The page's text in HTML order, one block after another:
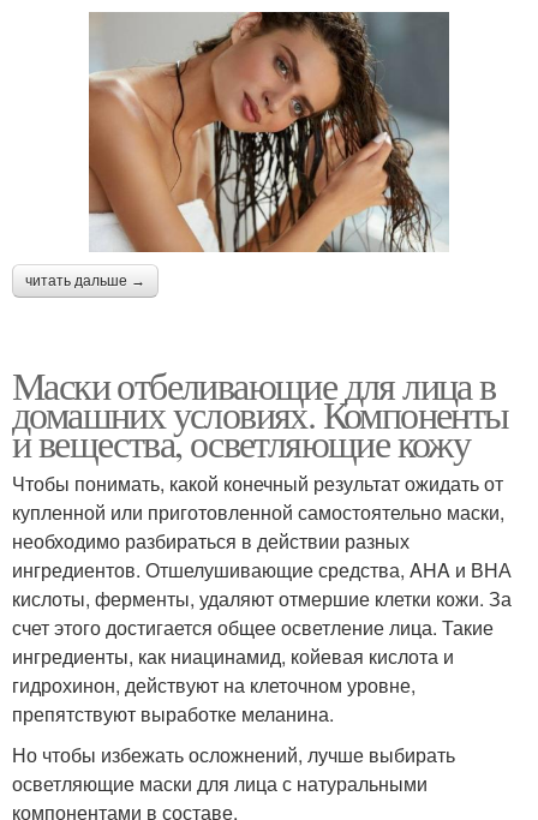
читать дальше →
Маски отбеливающие для лица в
домашних условиях. Компоненты
и вещества, осветляющие кожу
Чтобы понимать, какой конечный результат ожидать от
купленной или приготовленной самостоятельно маски,
необходимо разбираться в действии разных
ингредиентов. Отшелушивающие средства, AHA и ВНА
кислоты, ферменты, удаляют отмершие клетки кожи. За
счет этого достигается общее осветление лица. Такие
ингредиенты, как ниацинамид, койевая кислота и
гидрохинон, действуют на клеточном уровне,
препятствуют выработке меланина.
Но чтобы избежать осложнений, лучше выбирать
осветляющие маски для лица с натуральными
компонентами в составе.